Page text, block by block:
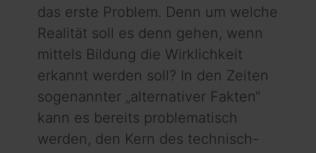
das erste Problem. Denn um welche
Realität soll es denn gehen, wenn
mittels Bildung die Wirklichkeit
erkannt werden soll? In den Zeiten
sogenannter „alternativer Fakten“
kann es bereits problematisch
werden, den Kern des technisch-